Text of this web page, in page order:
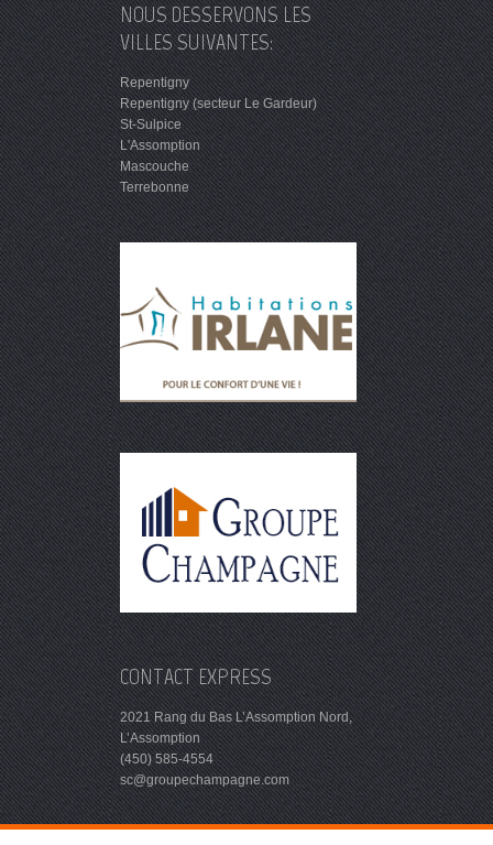
NOUS DESSERVONS LES
VILLES SUIVANTES:
Repentigny
Repentigny (secteur Le Gardeur)
St-Sulpice
L'Assomption
Mascouche
Terrebonne
CONTACT EXPRESS
2021 Rang du Bas L’Assomption Nord,
L’Assomption
(450) 585-4554
sc@groupechampagne.com